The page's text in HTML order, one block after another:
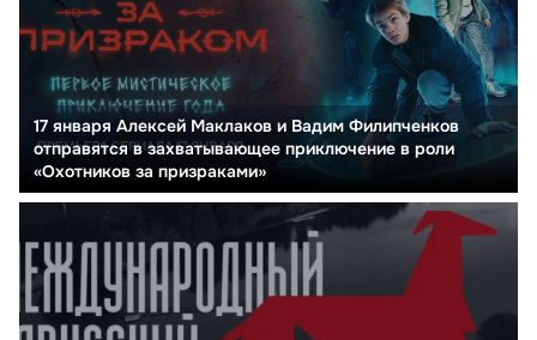
17 января Алексей Маклаков и Вадим Филипченков
отправятся в захватывающее приключение в роли
«Охотников за призраками»